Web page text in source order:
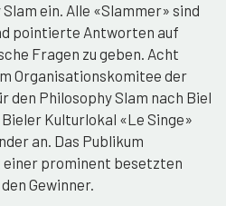
ein. Alle «Slammer» sind
pointierte Antworten auf
Fragen zu geben. Acht
Organisationskomitee der
den Philosophy Slam nach Biel
Kulturlokal «Le Singe»
an. Das Publikum
prominent besetzten
Gewinner.